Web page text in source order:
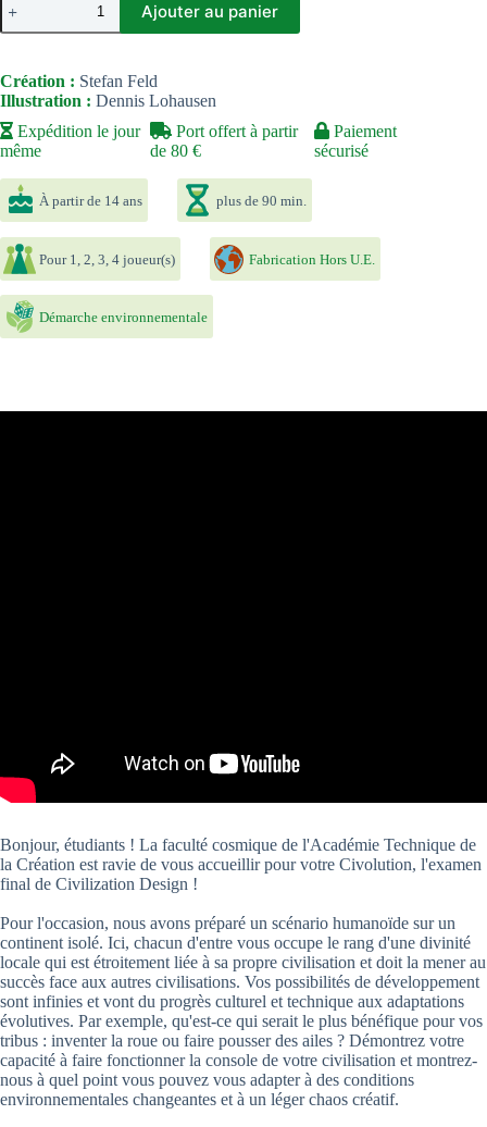
de
Civolution
Ajouter au panier
Expédition le jour
même
Port offert à partir
de 80 €
Paiement
sécurisé
Création : Stefan Feld
Illustration : Dennis Lohausen
À partir de 14 ans plus de 90 min.
Pour 1, 2, 3, 4 joueur(s) Fabrication Hors U.E.
Démarche environnementale
Bonjour, étudiants ! La faculté cosmique de l'Académie Technique de
la Création est ravie de vous accueillir pour votre Civolution, l'examen
final de Civilization Design !
Pour l'occasion, nous avons préparé un scénario humanoïde sur un
continent isolé. Ici, chacun d'entre vous occupe le rang d'une divinité
locale qui est étroitement liée à sa propre civilisation et doit la mener au
succès face aux autres civilisations. Vos possibilités de développement
sont infinies et vont du progrès culturel et technique aux adaptations
évolutives. Par exemple, qu'est-ce qui serait le plus bénéfique pour vos
tribus : inventer la roue ou faire pousser des ailes ? Démontrez votre
capacité à faire fonctionner la console de votre civilisation et montrez-
nous à quel point vous pouvez vous adapter à des conditions
environnementales changeantes et à un léger chaos créatif.